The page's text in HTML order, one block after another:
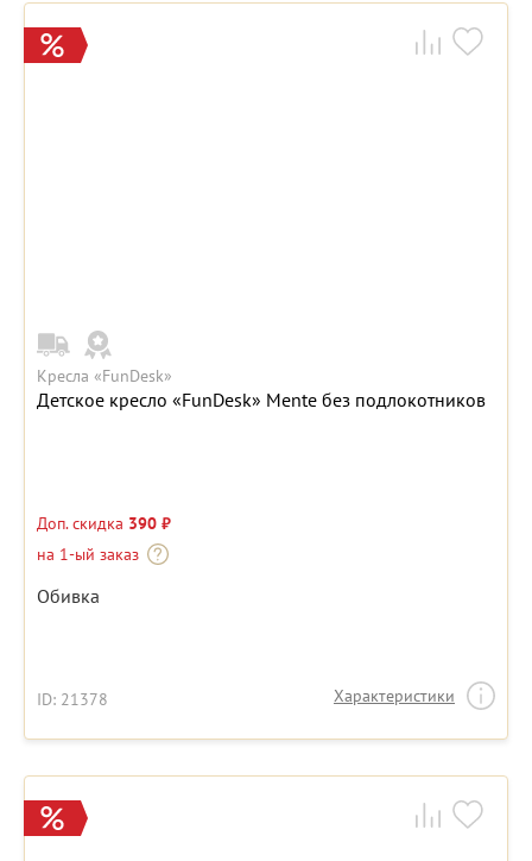
Кресла «FunDesk»
Детское кресло «FunDesk» Mente без подлокотников
Доп. скидка 390 ₽
на 1-ый заказ
Обивка
ID: 21378 Характеристики